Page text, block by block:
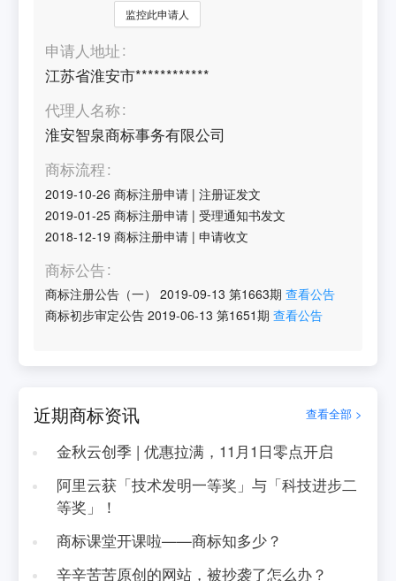
监控此申请人
申请人地址
江苏省淮安市************
代理人名称
淮安智泉商标事务有限公司
商标流程
2019-10-26 商标注册申请 |注册证发文
2019-01-25 商标注册申请 |受理通知书发文
2018-12-19 商标注册申请 |申请收文
商标公告
商标注册公告（一） 2019-09-13 第1663期 查看公告
商标初步审定公告 2019-06-13 第1651期 查看公告
近期商标资讯 查看全部 >
金秋云创季 | 优惠拉满，11月1日零点开启
阿里云获「技术发明一等奖」与「科技进步二
等奖」！
商标课堂开课啦——商标知多少？
辛辛苦苦原创的网站，被抄袭了怎么办？